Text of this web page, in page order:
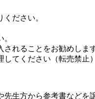
ださい。
れることをお勧めします
てください（転売禁止）
生方から参考書などを